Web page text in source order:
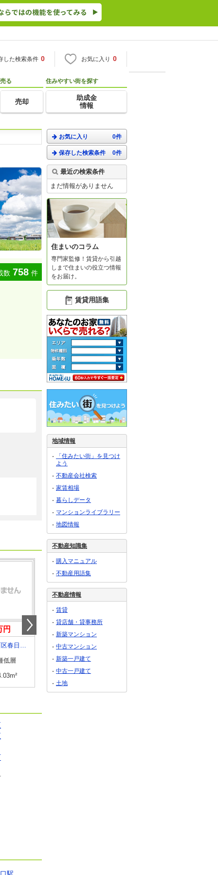
した検索条件 0 お気に入り 0
売る
売却
住みやすい街を探す
助成金
情報
数 758 件
円
兵庫県神戸市西区春日台９丁目
低層
兵庫県宝塚市寿楽荘
用途地域 １種低層
土地面積 251.26m²
お気に入り 0件
保存した検索条件 0件
最近の検索条件
まだ情報がありません
住まいのコラム
専門家監修！賃貸から引越
しまで住まいの役立つ情報
をお届け。
賃貸用語集
地域情報
「住みたい街」を見つけ
よう
不動産会社検索
家賃相場
暮らしデータ
マンションライブラリー
地図情報
不動産知識集
購入マニュアル
不動産用語集
不動産情報
賃貸
貸店舗・貸事務所
新築マンション
中古マンション
新築一戸建て
中古一戸建て
土地